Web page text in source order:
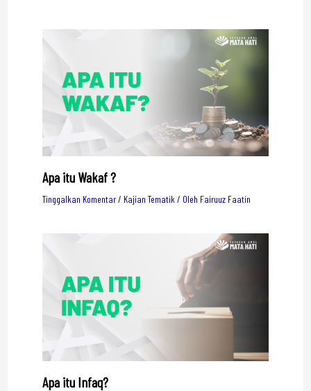
Apa itu Wakaf ?
Tinggalkan Komentar/ Kajian Tematik/ Oleh Fairuuz Faatin
Apa itu Infaq?